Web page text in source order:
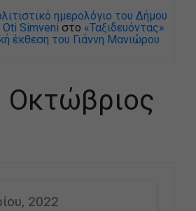
ημερολόγιο του Δήμου
Simveni στο «Ταξιδευόντας»
έκθεση του Γιάννη Μανιώρου
Οκτώβριος
2022